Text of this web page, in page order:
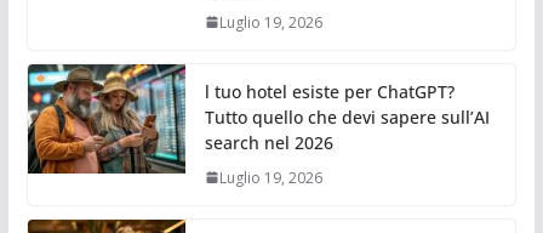
Luglio 19, 2026
l tuo hotel esiste per ChatGPT?
Tutto quello che devi sapere sull’AI
search nel 2026
Luglio 19, 2026